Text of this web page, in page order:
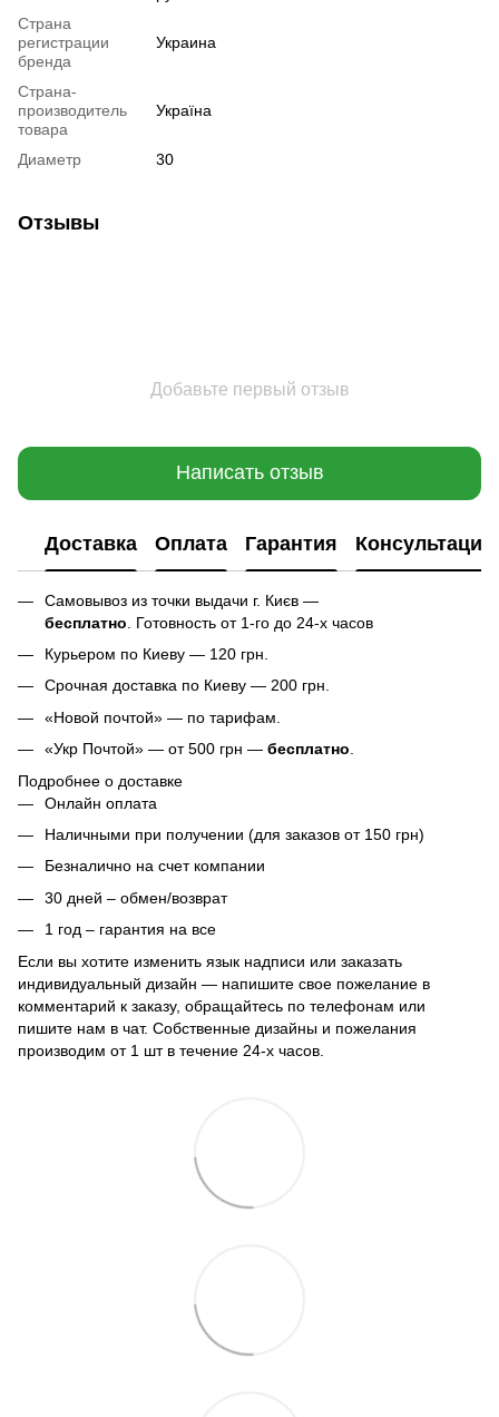
Страна
регистрации
бренда
Украина
Страна-
производитель
товара
Україна
Диаметр 30
Отзывы
Добавьте первый отзыв
Написать отзыв
Доставка Оплата Гарантия Консультация
Самовывоз из точки выдачи г. Києв —
бесплатно . Готовность от 1-го до 24-х часов
Курьером по Киеву — 120 грн.
Срочная доставка по Киеву — 200 грн.
«Новой почтой» — по тарифам.
«Укр Почтой» — от 500 грн — бесплатно
Подробнее о доставке
Онлайн оплата
Наличными при получении (для заказов от 150 грн)
Безналично на счет компании
30 дней – обмен/возврат
1 год – гарантия на все
Если вы хотите изменить язык надписи или заказать
индивидуальный дизайн — напишите свое пожелание в
комментарий к заказу, обращайтесь по телефонам или
пишите нам в чат. Собственные дизайны и пожелания
производим от 1 шт в течение 24-х часов.